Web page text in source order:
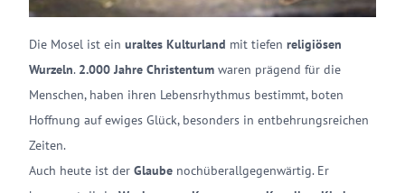
Die Mosel ist ein uraltes Kulturland mit tiefen religiösen
Wurzeln. 2.000 Jahre Christentum waren prägend für die
Menschen, haben ihren Lebensrhythmus bestimmt, boten
Hoffnung auf ewiges Glück, besonders in entbehrungsreichen
Zeiten.
Auch heute ist der Glaube nochüberallgegenwärtig. Er